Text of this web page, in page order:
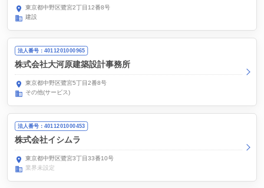
東京都中野区鷺宮2丁目12番8号
建設
法人番号：4011201000965
株式会社大河原建築設計事務所
東京都中野区鷺宮5丁目2番8号
その他(サービス)
法人番号：4011201000453
株式会社イシムラ
東京都中野区鷺宮3丁目33番10号
業界未設定